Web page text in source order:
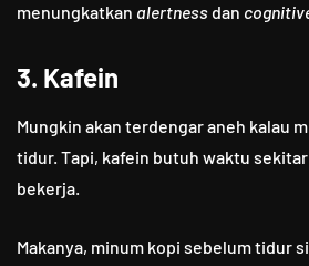
menungkatkan alertness dan
3. Kafein
Mungkin akan terdengar aneh kalau
tidur. Tapi, kafein butuh waktu
bekerja.
Makanya, minum kopi sebelum tidur